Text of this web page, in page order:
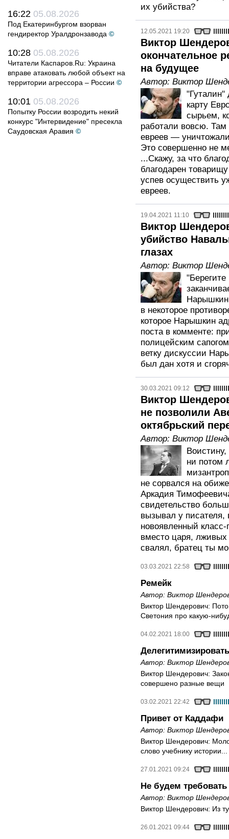
16:22 05.08.2026
Под Екатеринбургом взорван
гендиректор Уралдронзавода ©
10:28 05.08.2026
Читатели Каспаров.Ru: Украина
вправе атаковать любой объект на
территории агрессора – России ©
10:01 05.08.2026
Попытку России возродить некий
конкурс "Интервидение" пресекла
Саудовская Аравия ©
их убийства?
12.05.2021 19:20
Виктор
окончательное
на будущее
Автор: Виктор
карту
сырьем,
работали вовсю. Там
евреев —
Это совершенно не
...Скажу, за что
благодарен
успев осуществить
евреев.
19.04.2021 11:10
Виктор
убийство
глазах
Автор: Виктор
в некоторое
которое Нарышкин
поста в комменте:
полицейским
ветку дискуссии
был дан хотя и
30.03.2021 09:12
Виктор
не позволили
октябрьский
Автор: Виктор
ни потом
не сорвался на
Аркадия
свидетельство
вызывал у
новоявленный
вместо царя, лживых
свалял, братец ты
03.03.2021 22:58
Ремейк
Автор: Виктор
Виктор Шендерович:
Светония про какую-
04.02.2021 18:00
Автор: Виктор
Виктор Шендерович:
совершено разные вещи
03.02.2021 22:42
Привет от Каддафи
Автор: Виктор
Виктор Шендерович:
слово учебнику истории...
27.01.2021 09:24
Не будем
Автор: Виктор
Виктор Шендерович: Из
26.01.2021 09:44